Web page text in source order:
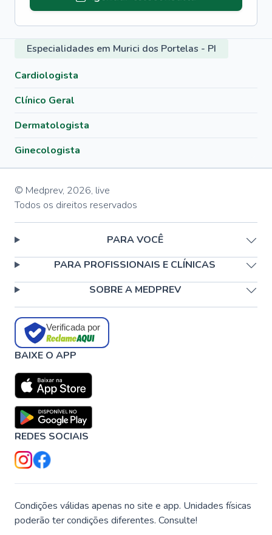
Especialidades em Murici dos Portelas - PI
Cardiologista
Clínico Geral
Dermatologista
Ginecologista
© Medprev, 2026, live
Todos os direitos reservados
PARA VOCÊ
PARA PROFISSIONAIS E CLÍNICAS
SOBRE A MEDPREV
Verificada por
BAIXE O APP
REDES SOCIAIS
Condições válidas apenas no site e app. Unidades físicas
poderão ter condições diferentes. Consulte!